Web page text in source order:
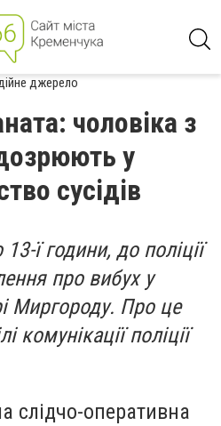
джерело
чоловіка з
у
сусідів
ї години, до поліції
про вибух у
Миргороду. Про це
комунікації поліції
слідчо-оперативна